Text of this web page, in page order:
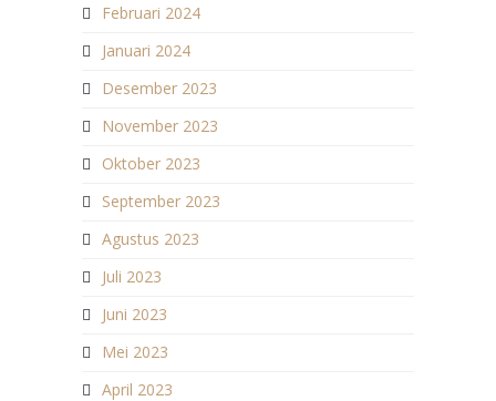
Februari 2024
Januari 2024
Desember 2023
November 2023
Oktober 2023
September 2023
Agustus 2023
Juli 2023
Juni 2023
Mei 2023
April 2023